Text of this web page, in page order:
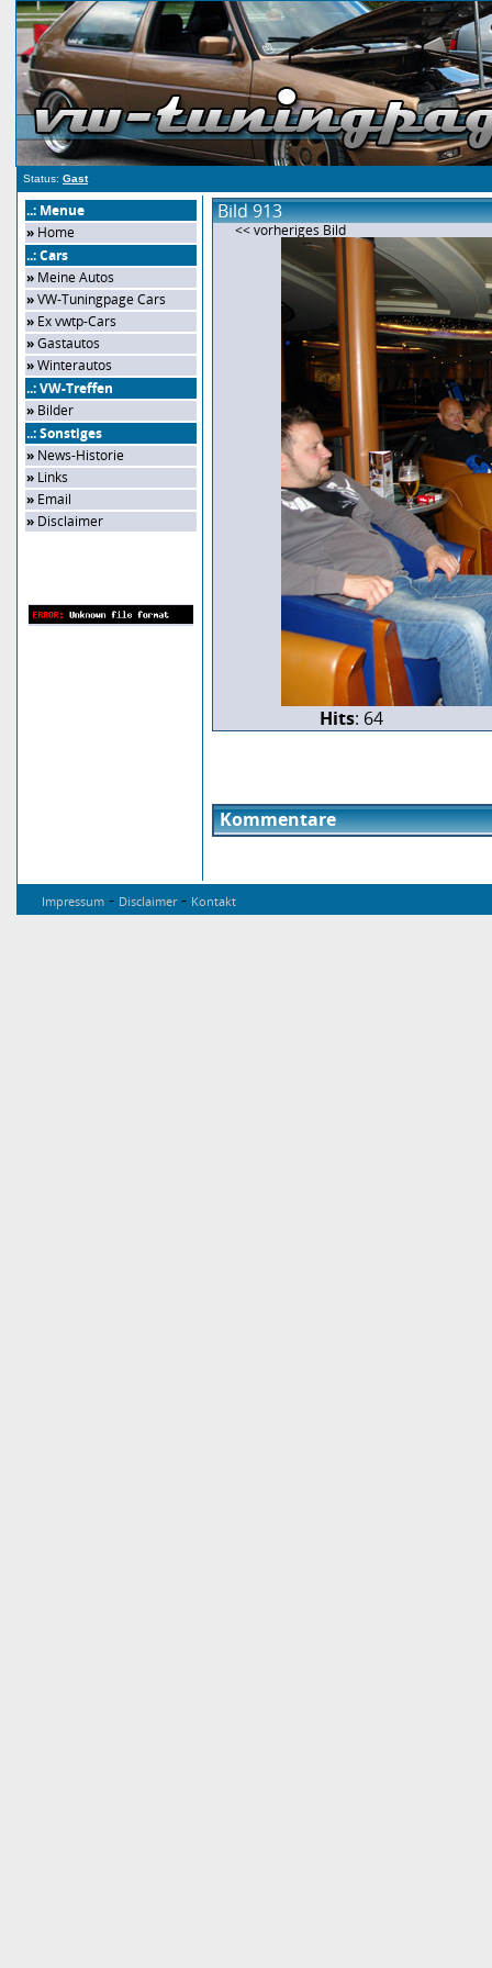
Status: Gast
..: Menue
» Home
..: Cars
» Meine Autos
»VW-Tuningpage Cars
» Ex vwtp-Cars
»Gastautos
»Winterautos
..: VW-Treffen
» Bilder
..: Sonstiges
» News-Historie
» Links
» Email
» Disclaimer
Bild 913
<< vorheriges Bild
Hits: 64
Kommentare
Impressum - Disclaimer- Kontakt